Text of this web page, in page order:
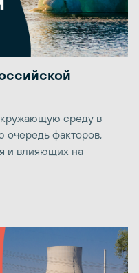
среду в
очередь факторов,
и влияющих на